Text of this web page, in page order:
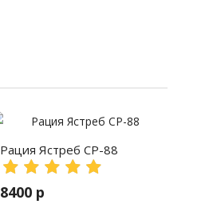
Рация Ястреб СР-88
8400 р